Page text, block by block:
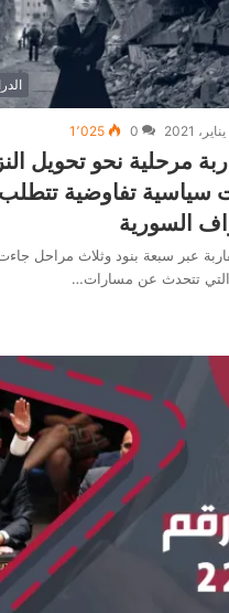
0 1٬025
مرحلية نحو تحويل
سياسية تفاوضية تتطلب
السورية
عبر سبعة بنود وثلاث مراحل
تتحدث عن مسارات…